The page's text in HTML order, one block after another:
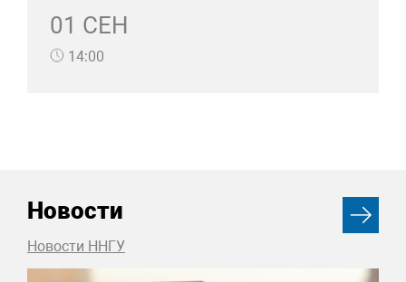
01 СЕН
14:00
Новости
Новости ННГУ